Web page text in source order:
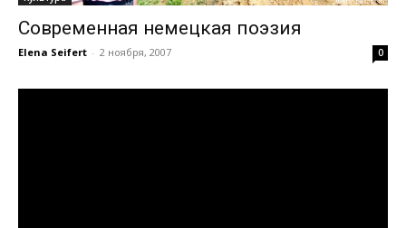
Современная немецкая поэзия
Elena Seifert - 2 ноября, 2007 0